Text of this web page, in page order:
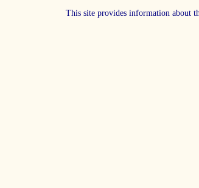
This site provides information about